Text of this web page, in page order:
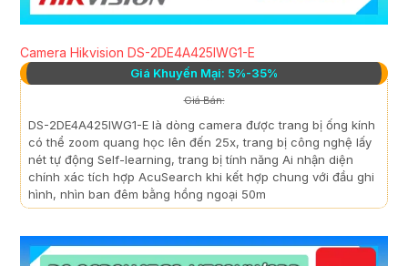
Camera Hikvision DS-2DE4A425IWG1-E
Giá Khuyến Mại: 5%-35%
Giá Bán:
DS-2DE4A425IWG1-E là dòng camera được trang bị ống kính
có thể zoom quang học lên đến 25x, trang bị công nghệ lấy
nét tự động Self-learning, trang bị tính năng Ai nhận diện
chính xác tích hợp AcuSearch khi kết hợp chung với đầu ghi
hình, nhìn ban đêm bằng hồng ngoại 50m